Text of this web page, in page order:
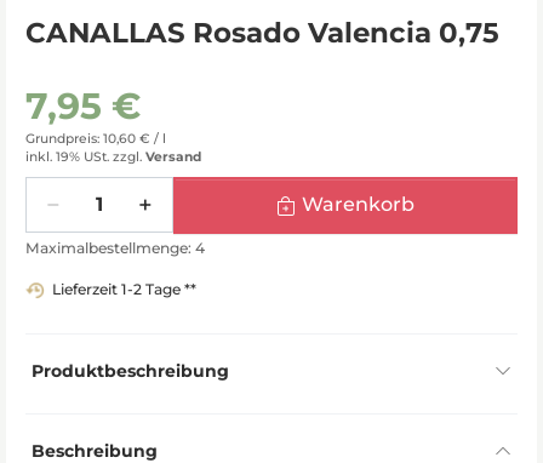
CANALLAS Rosado Valencia 0,75
7,95 €
Grundpreis: 10,60 € / l
inkl. 19% USt. zzgl. Versand
Warenkorb
Maximalbestellmenge: 4
Lieferzeit 1-2 Tage **
Produktbeschreibung
Beschreibung